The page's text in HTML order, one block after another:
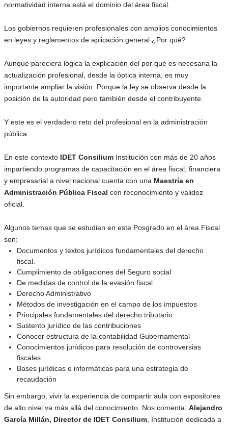
normatividad interna está el dominio del área fiscal.
Los gobiernos requieren profesionales con amplios conocimientos
en leyes y reglamentos de aplicación general ¿Por qué?
Aunque pareciera lógica la explicación del por qué es necesaria la
actualización profesional, desde la óptica interna, es muy
importante ampliar la visión. Porque la ley se observa desde la
posición de la autoridad pero también desde el contribuyente.
Y este es el verdadero reto del profesional en la administración
pública.
En este contexto IDET Consilium Institución con más de 20 años
impartiendo programas de capacitación en el área fiscal, financiera
y empresarial a nivel nacional cuenta con una Maestría en
Administración Pública Fiscal con reconocimiento y validez
oficial.
Algunos temas que se estudian en este Posgrado en el área Fiscal
son:
Documentos y textos jurídicos fundamentales del derecho
fiscal.
Cumplimiento de obligaciones del Seguro social
De medidas de control de la evasión fiscal
Derecho Administrativo
Métodos de investigación en el campo de los impuestos
Principales fundamentales del derecho tributario
Sustento jurídico de las contribuciones
Conocer estructura de la contabilidad Gubernamental
Conocimientos jurídicos para resolución de controversias
fiscales
Bases jurídicas e informáticas para una estrategia de
recaudación
Sin embargo, vivir la experiencia de compartir aula con expositores
de alto nivel va más allá del conocimiento. Nos comenta: Alejandro
García Millán, Director de IDET Consilium , Institución dedicada a